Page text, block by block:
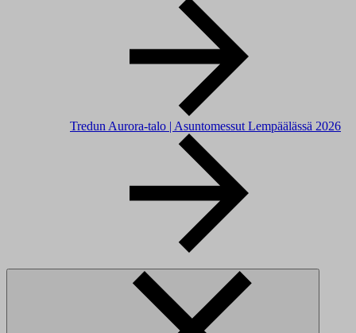
Tredun Aurora-talo | Asuntomessut Lempäälässä 2026